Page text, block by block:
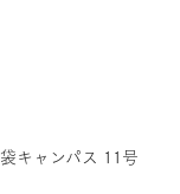
キャンパス 11号